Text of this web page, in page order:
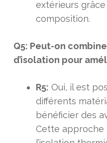
extérieurs
composition.
Q5: Peut-on
d’isolation pour
R5: Oui, il est
différents
bénéficier des
Cette approche